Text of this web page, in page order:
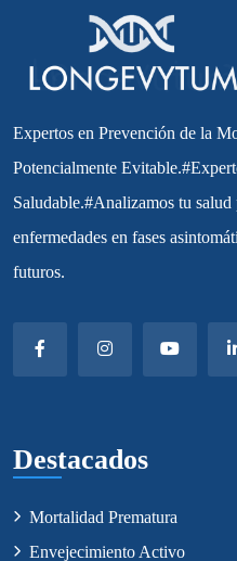
Expertos en Prevención de la
Potencialmente
Saludable.#Analizamos tu salud
enfermedades en fases
futuros.
Destacados
Mortalidad Prematura
Envejecimiento Activo